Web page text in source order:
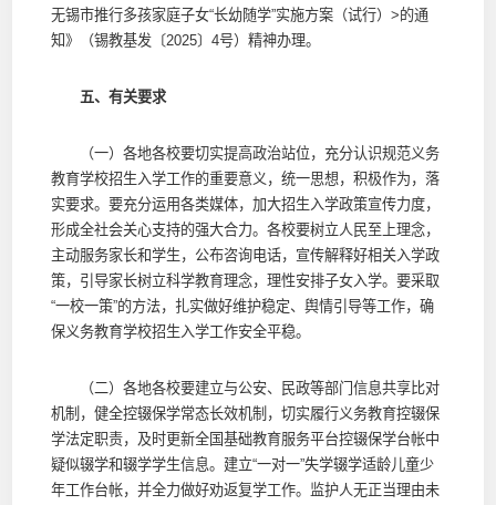
无锡市推行多孩家庭子女“长幼随学”实施方案（试行）>的通
知》（锡教基发〔2025〕4号）精神办理。
五、有关要求
（一）各地各校要切实提高政治站位，充分认识规范义务
教育学校招生入学工作的重要意义，统一思想，积极作为，落
实要求。要充分运用各类媒体，加大招生入学政策宣传力度，
形成全社会关心支持的强大合力。各校要树立人民至上理念，
主动服务家长和学生，公布咨询电话，宣传解释好相关入学政
策，引导家长树立科学教育理念，理性安排子女入学。要采取
“一校一策”的方法，扎实做好维护稳定、舆情引导等工作，确
保义务教育学校招生入学工作安全平稳。
（二）各地各校要建立与公安、民政等部门信息共享比对
机制，健全控辍保学常态长效机制，切实履行义务教育控辍保
学法定职责，及时更新全国基础教育服务平台控辍保学台帐中
疑似辍学和辍学学生信息。建立“一对一”失学辍学适龄儿童少
年工作台帐，并全力做好劝返复学工作。监护人无正当理由未